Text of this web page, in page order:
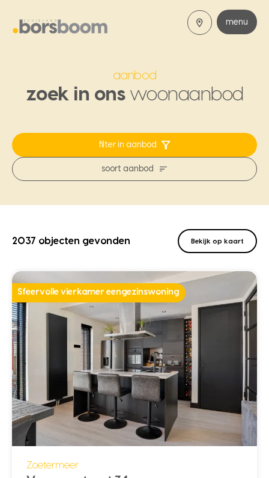
menu
aanbod
zoek in onswoonaanbod
filter in aanbod
soort aanbod
2037 objecten gevonden Bekijk op kaart
Sfeervolle vierkamer eengezinswoning
Zoetermeer